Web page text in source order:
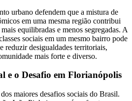
urbano defendem que a mistura de
em uma mesma região contribui
equilibradas e menos segregadas. A
sociais em um mesmo bairro pode
reduzir desigualdades territoriais,
mais forte e diverso.
e o Desafio em Florianópolis
maiores desafios sociais do Brasil.